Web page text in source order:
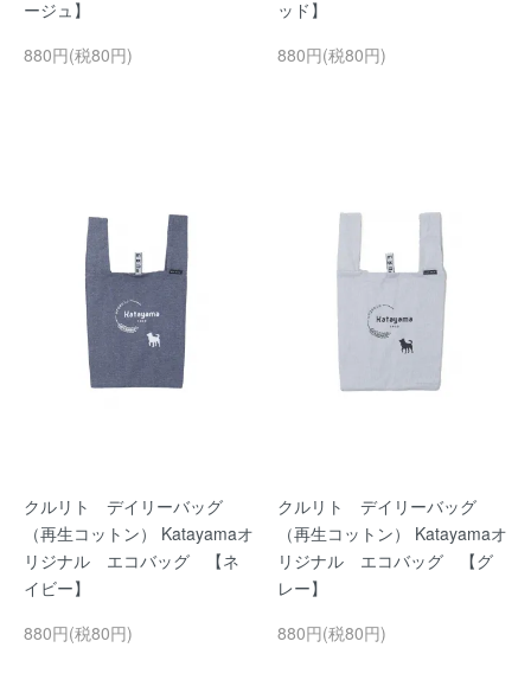
ージュ】
880円(税80円)
ッド】
880円(税80円)
クルリト デイリーバッグ
（再生コットン） Katayamaオ
リジナル エコバッグ 【ネ
イビー】
880円(税80円)
クルリト デイリーバッグ
（再生コットン） Katayamaオ
リジナル エコバッグ 【グ
レー】
880円(税80円)